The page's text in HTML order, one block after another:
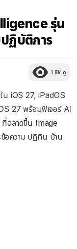
รุ่น
ฏิบัติการ
1.8k ดู
น iOS 27, iPadOS
27 พร้อมฟีเจอร์ AI
ที่ฉลาดขึ้น Image
อความ ปฏิทิน บ้าน